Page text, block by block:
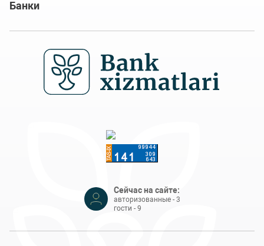
Банки
Сейчас на сайте:
авторизованные - 3
гости - 9